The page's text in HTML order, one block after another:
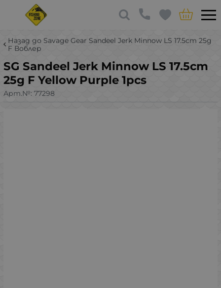
Назад до Savage Gear Sandeel Jerk Minnow LS 17.5cm 25g
F Воблер
SG Sandeel Jerk Minnow LS 17.5cm
25g F Yellow Purple 1pcs
Арт.№: 77298